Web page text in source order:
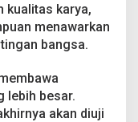
kualitas karya,
menawarkan
bangsa.
lebih besar.
akan diuji